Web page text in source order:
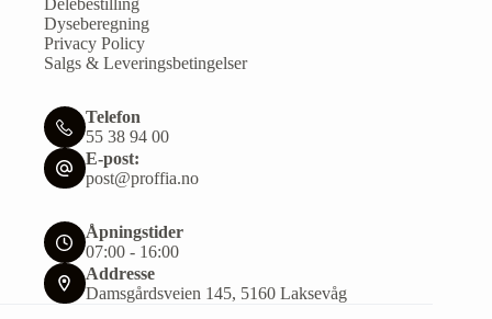
Delebestilling
Dyseberegning
Privacy Policy
Salgs & Leveringsbetingelser
Telefon
55 38 94 00
E-post:
post@proffia.no
Åpningstider
07:00 - 16:00
Addresse
Damsgårdsveien 145, 5160 Laksevåg